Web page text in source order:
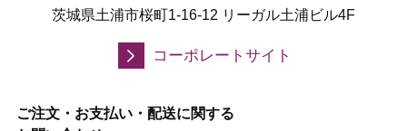
茨城県土浦市桜町1-16-12 リーガル土浦ビル4F
コーポレートサイト
ご注文・お支払い・配送に関する